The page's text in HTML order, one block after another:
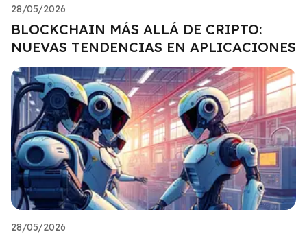
28/05/2026
BLOCKCHAIN MÁS ALLÁ DE CRIPTO:
NUEVAS TENDENCIAS EN APLICACIONES
28/05/2026